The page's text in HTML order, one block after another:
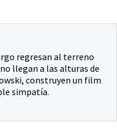
regresan al terreno
llegan a las alturas de
construyen un film
simpatía.